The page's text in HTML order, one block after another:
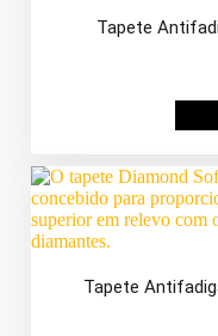
Tapete
Tapete